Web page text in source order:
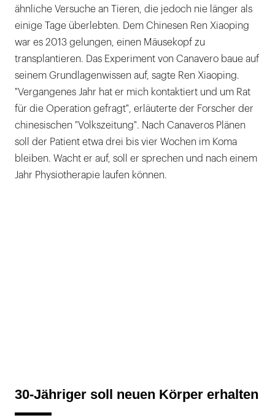
ähnliche Versuche an Tieren, die jedoch nie länger als
einige Tage überlebten. Dem Chinesen Ren Xiaoping
war es 2013 gelungen, einen Mäusekopf zu
transplantieren. Das Experiment von Canavero baue auf
seinem Grundlagenwissen auf, sagte Ren Xiaoping.
"Vergangenes Jahr hat er mich kontaktiert und um Rat
für die Operation gefragt", erläuterte der Forscher der
chinesischen "Volkszeitung". Nach Canaveros Plänen
soll der Patient etwa drei bis vier Wochen im Koma
bleiben. Wacht er auf, soll er sprechen und nach einem
Jahr Physiotherapie laufen können.
30-Jähriger soll neuen Körper erhalten